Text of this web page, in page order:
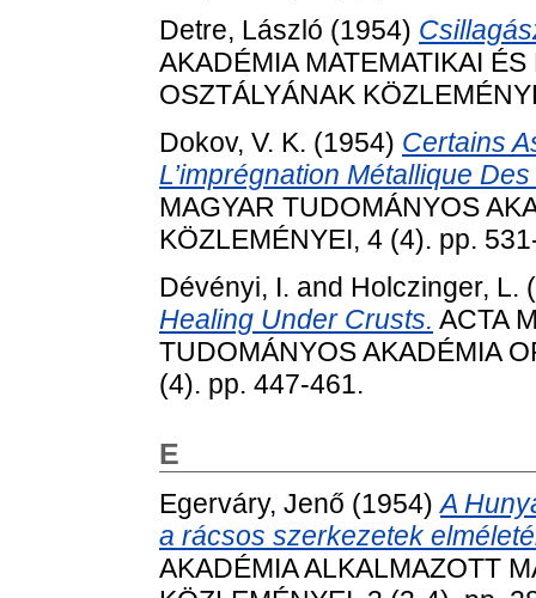
Detre, László (1954)
AKADÉMIA MATEMATIKAI
OSZTÁLYÁNAK
Dokov, V. K. (1954) Certains
L’imprégnation Métallique
MAGYAR TUDOMÁNYOS
KÖZLEMÉNYEI, 4 (4). pp.
Dévényi, I. and Holczinger, L.
Healing Under Crusts. ACTA
TUDOMÁNYOS AKADÉMIA
(4). pp. 447-461.
E
Egerváry, Jenő (1954)A
a rácsos szerkezetek
AKADÉMIA ALKALMAZOTT